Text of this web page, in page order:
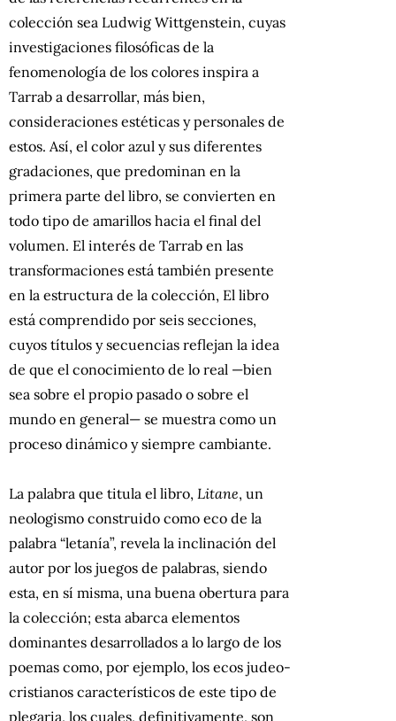
colección sea Ludwig Wittgenstein, cuyas
investigaciones filosóficas de la
fenomenología de los colores inspira a
Tarrab a desarrollar, más bien,
consideraciones estéticas y personales de
estos. Así, el color azul y sus diferentes
gradaciones, que predominan en la
primera parte del libro, se convierten en
todo tipo de amarillos hacia el final del
volumen. El interés de Tarrab en las
transformaciones está también presente
en la estructura de la colección, El libro
está comprendido por seis secciones,
cuyos títulos y secuencias reflejan la idea
de que el conocimiento de lo real —bien
sea sobre el propio pasado o sobre el
mundo en general— se muestra como un
proceso dinámico y siempre cambiante.
La palabra que titula el libro, Litane, un
neologismo construido como eco de la
palabra “letanía”, revela la inclinación del
autor por los juegos de palabras, siendo
esta, en sí misma, una buena obertura para
la colección; esta abarca elementos
dominantes desarrollados a lo largo de los
poemas como, por ejemplo, los ecos judeo-
cristianos característicos de este tipo de
plegaria, los cuales, definitivamente, son